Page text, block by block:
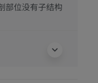
部位没有子结构